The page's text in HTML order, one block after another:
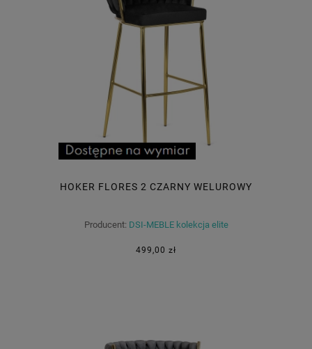
HOKER FLORES 2 CZARNY WELUROWY
Producent: DSI-MEBLE kolekcja elite
499,00 zł